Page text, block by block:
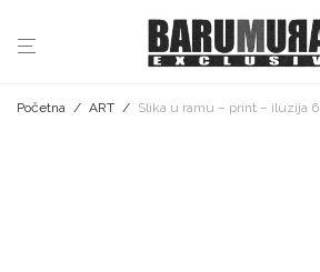
Početna / ART / Slika u ramu – print – iluzija 6